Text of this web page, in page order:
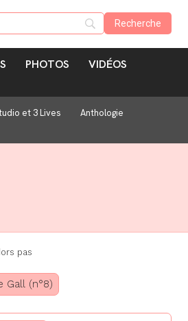
PHOTOS
VIDÉOS
et 3 Lives
Anthologie
pas
Gall (n°8)